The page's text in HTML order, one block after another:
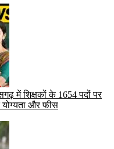
में शिक्षकों के 1654 पदों पर
और फीस